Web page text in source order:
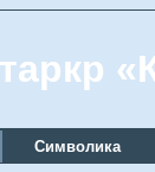
Символика